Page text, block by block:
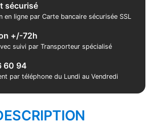
sécurisé
en ligne par Carte bancaire sécurisée SSL
+/-72h
suivi par Transporteur spécialisé
60 94
par téléphone du Lundi au Vendredi